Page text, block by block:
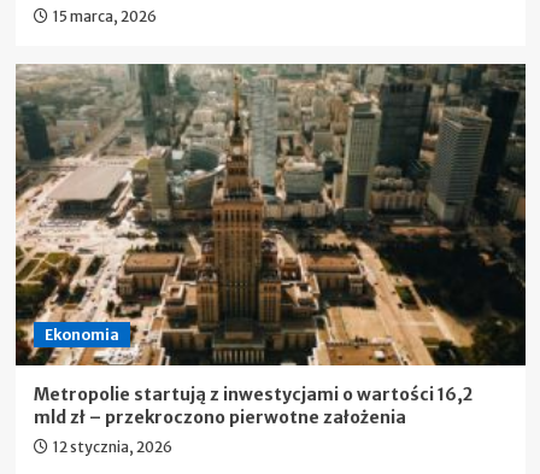
15 marca, 2026
Ekonomia
Metropolie startują z inwestycjami o wartości 16,2
mld zł – przekroczono pierwotne założenia
12 stycznia, 2026